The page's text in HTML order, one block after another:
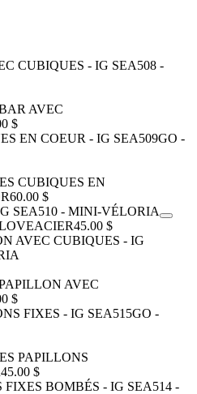
AVEC
$
CUBIQUES EN
60.00 $
ACIER45.00 $
AVEC
$
PAPILLONS
45.00 $